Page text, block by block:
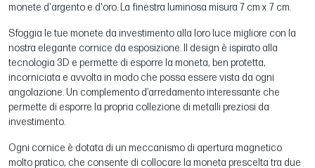
monete d'argento e d'oro. La finestra luminosa misura 7 cm x 7 cm.
Sfoggia le tue monete da investimento alla loro luce migliore con la
nostra elegante cornice da esposizione. Il design è ispirato alla
tecnologia 3D e permette di esporre la moneta, ben protetta,
incorniciata e avvolta in modo che possa essere vista da ogni
angolazione. Un complemento d’arredamento interessante che
permette di esporre la propria collezione di metalli preziosi da
investimento.
Ogni cornice è dotata di un meccanismo di apertura magnetico
molto pratico, che consente di collocare la moneta prescelta tra due